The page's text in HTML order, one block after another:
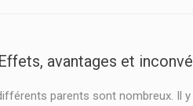
avantages et
parents sont nombreux. Il